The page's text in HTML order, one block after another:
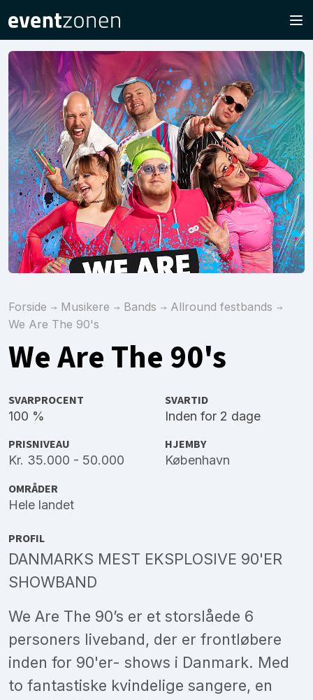
Forside Musikere Bands
Allround festbands
We Are The 90's
We Are The 90's
SVARPROCENT
100 %
SVARTID
Inden for 2 dage
PRISNIVEAU
Kr. 35.000 - 50.000
HJEMBY
København
OMRÅDER
Hele landet
PROFIL
DANMARKS MEST EKSPLOSIVE 90'ER
SHOWBAND
We Are The 90’s er et storslåede 6
personers liveband, der er frontløbere
inden for 90'er- shows i Danmark. Med
to fantastiske kvindelige sangere, en